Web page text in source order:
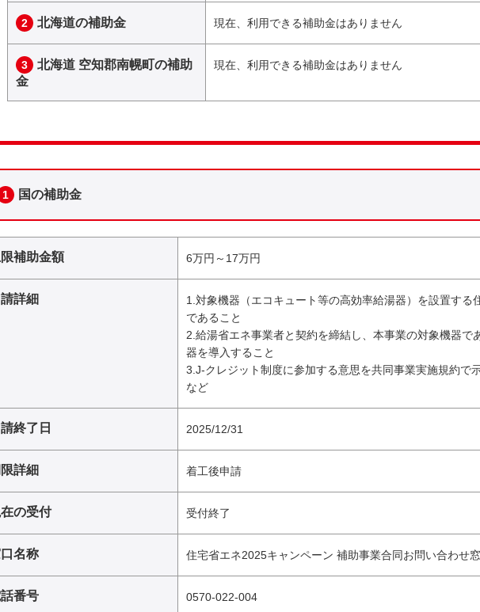
2 北海道の補助金 現在、利用できる補助金はありません
3
北海道 空知郡南幌町の補助
金
現在、利用できる補助金はありません
1 国の補助金
補助金額 6万円～17万円
詳細
1.対象機器（エコキュート等の高効率給湯器）を設置する
であること
2.給湯省エネ事業者と契約を締結し、本事業の対象機器で
器を導入すること
3.J-クレジット制度に参加する意思を共同事業実施規約で
など
終了日 2025/12/31
詳細 着工後申請
の受付 受付終了
名称 住宅省エネ2025キャンペーン 補助事業合同お問い合わせ
番号 0570-022-004